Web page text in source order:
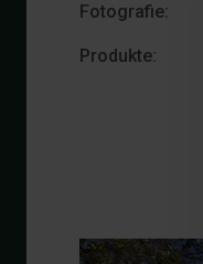
Fotografie:
Produkte: